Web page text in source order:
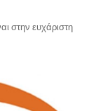
στην ευχάριστη